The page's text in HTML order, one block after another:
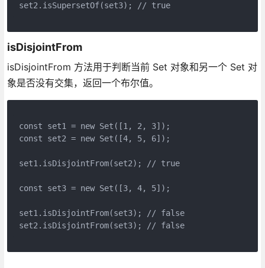
set2.isSupersetOf(set3); // true
isDisjointFrom
isDisjointFrom 方法用于判断当前 Set 对象和另一个 Set 对
象是否没有交集，返回一个布尔值。
const set1 = new Set([1, 2, 3]);
const set2 = new Set([4, 5, 6]);
set1.isDisjointFrom(set2); // true
const set3 = new Set([3, 4, 5]);
set1.isDisjointFrom(set3); // false
set2.isDisjointFrom(set3); // false